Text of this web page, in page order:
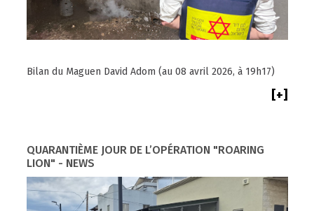
Bilan du Maguen David Adom (au 08 avril 2026, à 19h17)
[+]
QUARANTIÈME JOUR DE L’OPÉRATION "ROARING
LION" - NEWS